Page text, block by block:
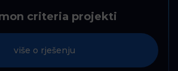
criteria projekti
više o rješenju